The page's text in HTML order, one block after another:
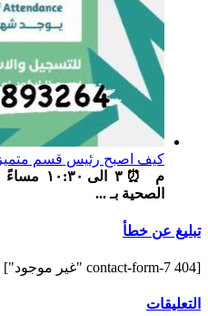
كيف اصبح رئيس قسم متميز
م ‏ ⏰ ٣
الصحية بـ ...
تبليغ عن خطأ
[contact-form-7 404 "غير موجود"]
التعليقات